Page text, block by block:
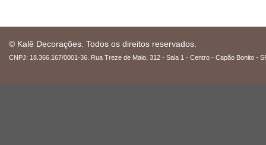
© Kalê Decorações. Todos os direitos reservados.
CNPJ: 18.366.167/0001-36. Rua Treze de Maio, 312 - Sala 1 - Centro - Capão Bonito -